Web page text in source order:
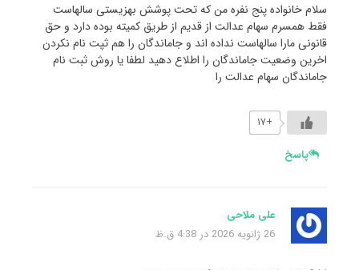
سلام خانواده پنج نفره من که تحت پوشش بهزیستی سالهاست
فقط همسرم سهام عدالت از قدیم از طریق کمیته بوده دارد و حق
قانونی مارا سالهاست نداده اند و جاماندگان را هم ثپت نام نکردن
اخرین وضعیت جاماندگان را اطلاع دهید لطفا یا روش ثبت نام
جاماندگان سهام عدالت را
+۱۷
پاسخ
علی ملاحی
26 ژانویه 2026 در 4:38 ق.ظ